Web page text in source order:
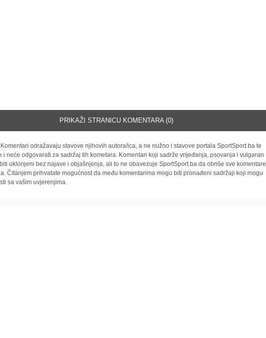
PRIKAŽI STRANICU KOMENTARA (0)
Komentari odražavaju stavove njihovih autora/ica, a ne nužno i stavove portala SportSport.ba te
i neće odgovarati za sadržaj tih kometara. Komentari koji sadrže vrijeđanja, psovanja i vulgaran
uklonjeni bez najave i objašnjenja, ali to ne obavezuje SportSport.ba da obriše sve komentare
Čitanjem prihvatate mogućnost da među komentarima mogu biti pronađeni sadržaji koji mogu
sa vašim uvjerenjima.